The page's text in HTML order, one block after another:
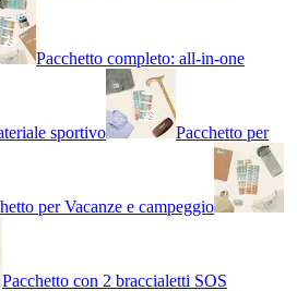
Pacchetto completo: all-in-one
sportivo Pacchetto per
per Vacanze e campeggio
Pacchetto con 2 braccialetti SOS